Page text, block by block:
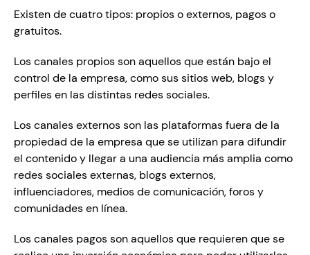
Existen de cuatro tipos: propios o externos, pagos o
gratuitos.
Los canales propios son aquellos que están bajo el
control de la empresa, como sus sitios web, blogs y
perfiles en las distintas redes sociales.
Los canales externos son las plataformas fuera de la
propiedad de la empresa que se utilizan para difundir
el contenido y llegar a una audiencia más amplia como
redes sociales externas, blogs externos,
influenciadores, medios de comunicación, foros y
comunidades en línea.
Los canales pagos son aquellos que requieren que se